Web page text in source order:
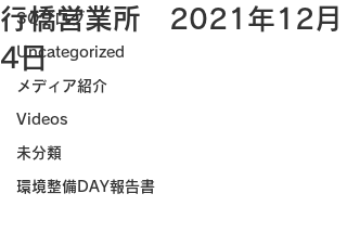
SQブログ
Uncategorized
メディア紹介
Videos
未分類
環境整備DAY報告書
行橋営業所 2021年12月
4日